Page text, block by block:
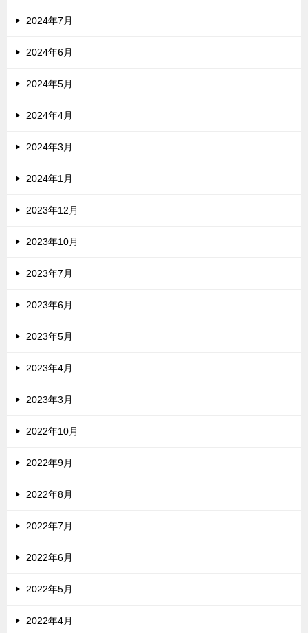
2024年7月
2024年6月
2024年5月
2024年4月
2024年3月
2024年1月
2023年12月
2023年10月
2023年7月
2023年6月
2023年5月
2023年4月
2023年3月
2022年10月
2022年9月
2022年8月
2022年7月
2022年6月
2022年5月
2022年4月